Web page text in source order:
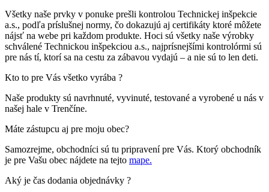
Všetky naše prvky v ponuke prešli kontrolou Technickej inšpekcie
a.s., podľa príslušnej normy, čo dokazujú aj certifikáty ktoré môžete
nájsť na webe pri každom produkte. Hoci sú všetky naše výrobky
schválené Technickou inšpekciou a.s., najprísnejšími kontrolórmi sú
pre nás tí, ktorí sa na cestu za zábavou vydajú – a nie sú to len deti.
Kto to pre Vás všetko vyrába ?
Naše produkty sú navrhnuté, vyvinuté, testované a vyrobené u nás v
našej hale v Trenčíne.
Máte zástupcu aj pre moju obec?
Samozrejme, obchodníci sú tu pripravení pre Vás. Ktorý obchodník
je pre Vašu obec nájdete na tejto mape.
Aký je čas dodania objednávky ?